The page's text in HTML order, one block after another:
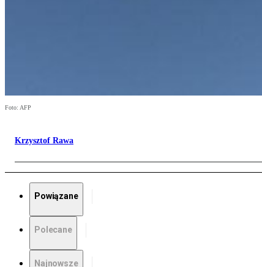
Foto: AFP
Krzysztof Rawa
Powiązane
Polecane
Najnowsze